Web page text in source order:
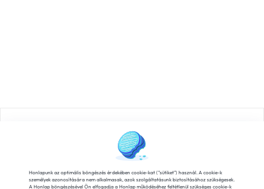
Fizetési szolgáltatók
Honlapunk az optimális böngészés érdekében cookie-kat ("sütiket") használ. A cookie-k
személyek azonosítására nem alkalmasak, azok szolgáltatásunk biztosításához szükségesek.
A Honlap böngészésével Ön elfogadja a Honlap működéséhez feltétlenül szükséges cookie-k